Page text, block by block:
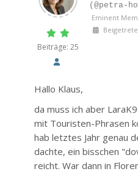
Beiträge: 25
(@petra-
Eminent
Hallo Klaus,
da muss ich aber
mit Touristen-Phrasen
hab letztes Jahr genau
dachte, ein bisschen
reicht. War dann in